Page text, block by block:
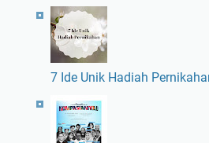
7 Ide Unik Hadiah